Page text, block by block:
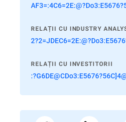
RELAȚII CU INDUSTRY
RELAȚII CU INVESTITORII